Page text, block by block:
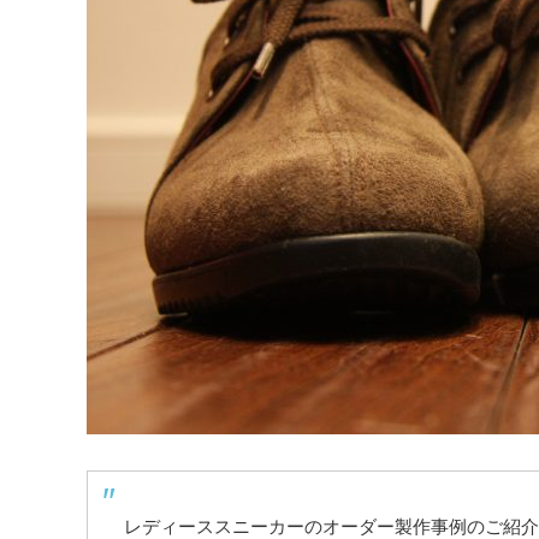
レディーススニーカーのオーダー製作事例のご紹